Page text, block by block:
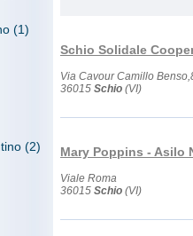
(1)
(2)
Schio Solidale
Via Cavour Camillo
36015 Schio (VI)
Mary Poppins - Asilo
Viale Roma
36015 Schio (VI)